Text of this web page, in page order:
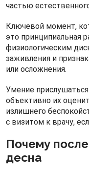
частью
Ключевой момент,
это принципиальная
физиологическим
заживления и
или осложнения.
Умение
объективно их
излишнего
с визитом к врачу,
Почему
десна